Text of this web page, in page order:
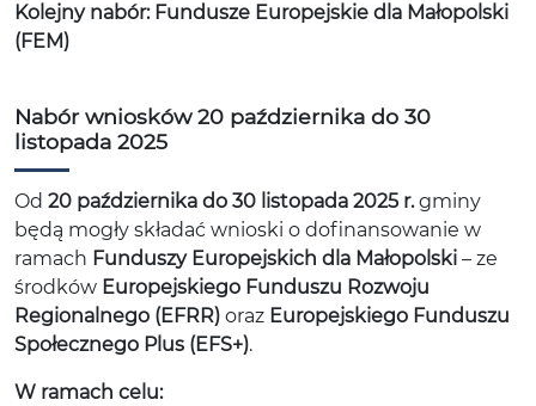
Kolejny nabór: Fundusze Europejskie dla Małopolski
(FEM)
Nabór wniosków 20 października do 30
listopada 2025
Od 20 października do 30 listopada 2025 r.gminy
będą mogły składać wnioski o dofinansowanie w
ramach Funduszy Europejskich dla Małopolski – ze
środków Europejskiego Funduszu Rozwoju
Regionalnego (EFRR) oraz Europejskiego Funduszu
Społecznego Plus (EFS+).
W ramach celu: